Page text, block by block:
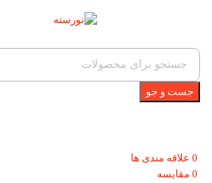
جست و جو
0 علاقه مندی ها
0 مقایسه